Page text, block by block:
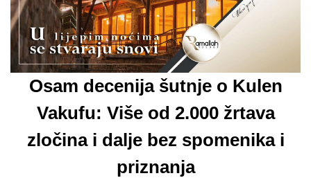
Osam decenija šutnje o Kulen
Vakufu: Više od 2.000 žrtava
zločina i dalje bez spomenika i
priznanja